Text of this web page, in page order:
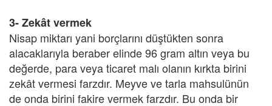
3- Zekât vermek
Nisap miktarı yani borçlarını düştükten sonra
alacaklarıyla beraber elinde 96 gram altın veya bu
değerde, para veya ticaret malı olanın kırkta birini
zekât vermesi farzdır. Meyve ve tarla mahsulünün
de onda birini fakire vermek farzdır. Bu onda bir